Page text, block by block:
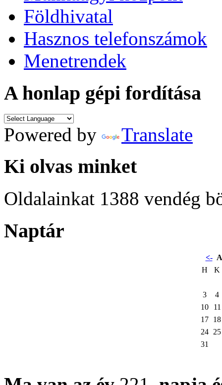
Földhivatal
Hasznos telefonszámok
Menetrendek
A honlap gépi fordítása
Powered by Translate
Ki olvas minket
Oldalainkat 1388 vendég
Naptár
<-
H
K
3
4
10
11
17 18
24 25
31